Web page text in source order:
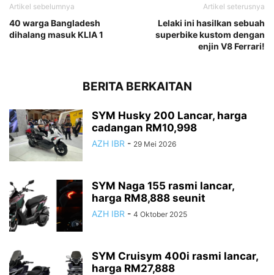
Artikel sebelumnya
40 warga Bangladesh
dihalang masuk KLIA 1
Artikel seterusnya
Lelaki ini hasilkan sebuah
superbike kustom dengan
enjin V8 Ferrari!
BERITA BERKAITAN
SYM Husky 200 Lancar, harga
cadangan RM10,998
AZH IBR - 29 Mei 2026
SYM Naga 155 rasmi lancar,
harga RM8,888 seunit
AZH IBR - 4 Oktober 2025
SYM Cruisym 400i rasmi lancar,
harga RM27,888